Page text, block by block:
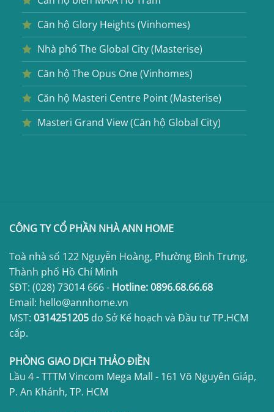
Căn hộ Glory Heights (Vinhomes)
Nhà phố The Global City (Masterise)
Căn hộ The Opus One (Vinhomes)
Căn hộ Masteri Centre Point (Masterise)
Masteri Grand View (Căn hộ Global City)
CÔNG TY CỔ PHẦN NHÀ ANN HOME
Toà nhà số 122 Nguyễn Hoàng, Phường Bình Trưng,
Thành phố Hồ Chí Minh
SĐT: (028) 73014 666- Hotline:0896.68.66.68
Email: hello@annhome.vn
MST: 0314251205 do Sở Kế hoạch và Đầu tư TP.HCM
cấp.
PHÒNG GIAO DỊCH THẢO ĐIỀN
Lầu 4 - TTTM Vincom Mega Mall - 161 Võ Nguyên Giáp,
P. An Khánh, TP. HCM